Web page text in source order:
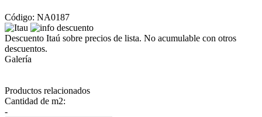
Código: NA0187
Descuento Itaú sobre precios de lista. No acumulable con otros
descuentos.
Galería
Productos relacionados
Cantidad de m2:
-